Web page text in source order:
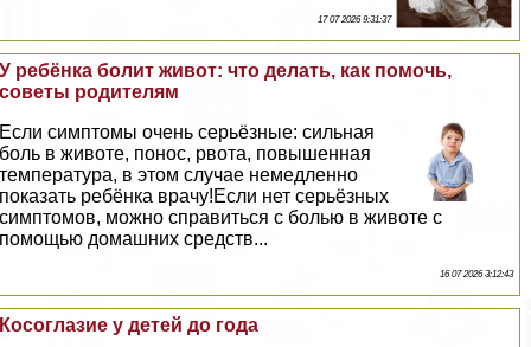
17 07 2026 9:31:37
У ребёнка болит живот: что делать, как помочь,
советы родителям
Если симптомы очень серьёзные: сильная
боль в животе, понос, рвота, повышенная
температура, в этом случае немедленно
показать ребёнка врачу!Если нет серьёзных
симптомов, можно справиться с болью в животе с
помощью домашних средств...
16 07 2026 3:12:43
Косоглазие у детей до года